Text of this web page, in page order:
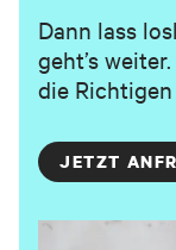
Dann lass
geht’s
die
JETZT